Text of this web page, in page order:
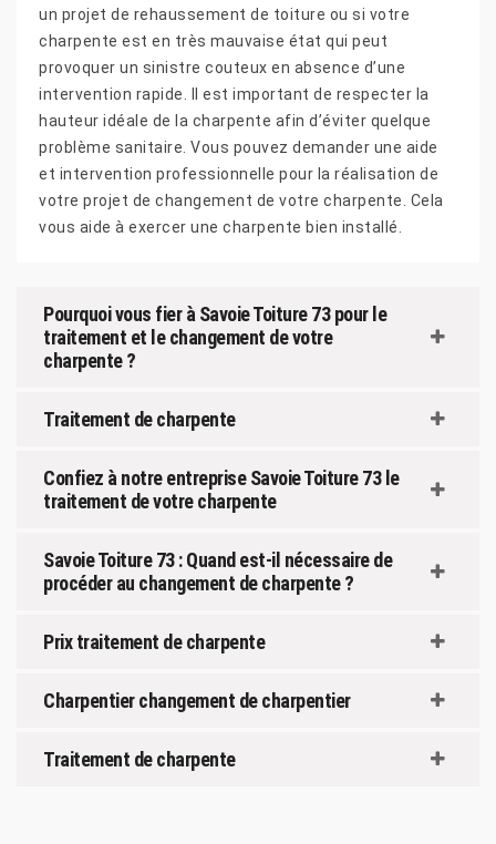
un projet de rehaussement de toiture ou si votre
charpente est en très mauvaise état qui peut
provoquer un sinistre couteux en absence d’une
intervention rapide. Il est important de respecter la
hauteur idéale de la charpente afin d’éviter quelque
problème sanitaire. Vous pouvez demander une aide
et intervention professionnelle pour la réalisation de
votre projet de changement de votre charpente. Cela
vous aide à exercer une charpente bien installé.
Pourquoi vous fier à Savoie Toiture 73 pour le
traitement et le changement de votre
charpente ?
Traitement de charpente
Confiez à notre entreprise Savoie Toiture 73 le
traitement de votre charpente
Savoie Toiture 73 : Quand est-il nécessaire de
procéder au changement de charpente ?
Prix traitement de charpente
Charpentier changement de charpentier
Traitement de charpente